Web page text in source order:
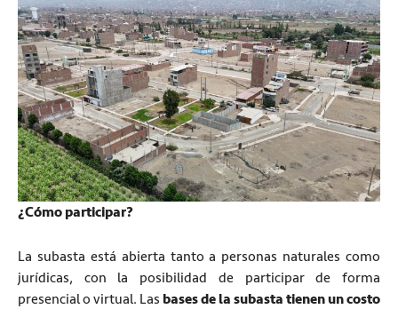
¿Cómo participar?
La subasta está abierta tanto a personas naturales como
jurídicas, con la posibilidad de participar de forma
presencial o virtual. Las bases de la subasta tienen un costo